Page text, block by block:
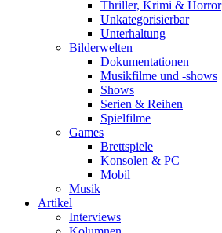
Thriller, Krimi & Horror
Unkategorisierbar
Unterhaltung
Bilderwelten
Dokumentationen
Musikfilme und -shows
Shows
Serien & Reihen
Spielfilme
Games
Brettspiele
Konsolen & PC
Mobil
Musik
Artikel
Interviews